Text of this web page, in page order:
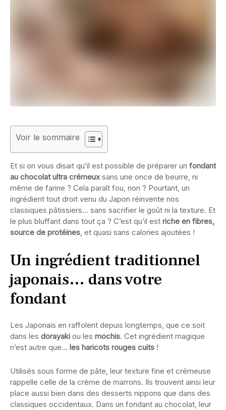
Voir le sommaire
Et si on vous disait qu’il est possible de préparer un fondant
au chocolat ultra crémeuxsans une once de beurre, ni
même de farine ? Cela paraît fou, non ? Pourtant, un
ingrédient tout droit venu du Japon réinvente nos
classiques pâtissiers… sans sacrifier le goût ni la texture. Et
le plus bluffant dans tout ça ? C’est qu’il est riche en fibres,
source de protéines, et quasi sans calories ajoutées !
Un ingrédient traditionnel
japonais… dans votre
fondant
Les Japonais en raffolent depuis longtemps, que ce soit
dans les dorayaki ou les mochis. Cet ingrédient magique
n’est autre que… les haricots rouges cuits !
Utilisés sous forme de pâte, leur texture fine et crémeuse
rappelle celle de la crème de marrons. Ils trouvent ainsi leur
place aussi bien dans des desserts nippons que dans des
classiques occidentaux. Dans un fondant au chocolat, leur